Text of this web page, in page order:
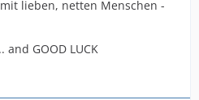
lieben, netten Menschen -
and GOOD LUCK